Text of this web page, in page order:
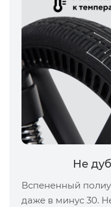
Не
Вспененный
даже в минус 30.